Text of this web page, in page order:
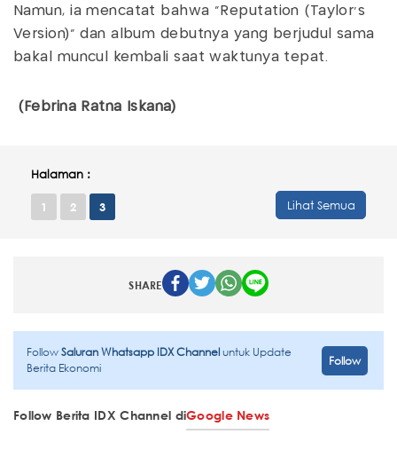
Namun, ia mencatat bahwa "Reputation (Taylor's
Version)" dan album debutnya yang berjudul sama
bakal muncul kembali saat waktunya tepat.
(Febrina Ratna Iskana)
Halaman :
1 2 3 Lihat Semua
SHARE
FollowSaluran Whatsapp IDX Channeluntuk Update
Berita Ekonomi
Follow
Follow Berita IDX Channel diGoogle News